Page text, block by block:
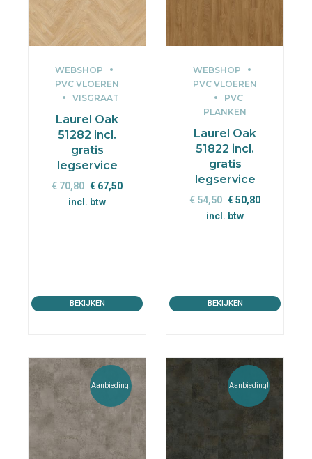
WEBSHOP
PVC VLOEREN
VISGRAAT
Laurel Oak
51282 incl.
gratis
legservice
€70,80 Oorspronkelijke
prijs
€ 67,50Huidige
incl. btw
BEKIJKEN
WEBSHOP
PVC VLOEREN
PVC
PLANKEN
Laurel Oak
51822 incl.
gratis
legservice
€54,50 Oorspronkelijke
prijs
€50,80Huidige
incl. btw
BEKIJKEN
Aanbieding! Aanbieding!